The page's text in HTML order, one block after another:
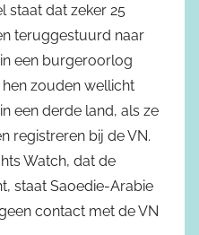
staat dat zeker 25
teruggestuurd naar
een burgeroorlog
zouden wellicht
een derde land, als ze
registreren bij de VN.
Watch, dat de
staat Saoedie-Arabie
contact met de VN